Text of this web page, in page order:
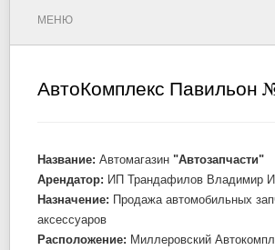
МЕНЮ
АвтоКомплекс Павильон
Название: Автомагазин "Автозапчасти"
Арендатор: ИП Трандафилов Владимир
Назначение: Продажа автомобильных
аксессуаров
Расположение: Миллеровский